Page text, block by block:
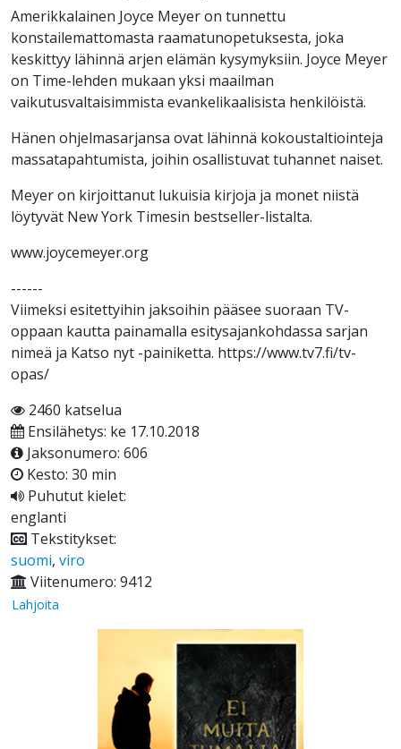
Amerikkalainen Joyce Meyer on tunnettu
konstailemattomasta raamatunopetuksesta, joka
keskittyy lähinnä arjen elämän kysymyksiin. Joyce Meyer
on Time-lehden mukaan yksi maailman
vaikutusvaltaisimmista evankelikaalisista henkilöistä.
Hänen ohjelmasarjansa ovat lähinnä kokoustaltiointeja
massatapahtumista, joihin osallistuvat tuhannet naiset.
Meyer on kirjoittanut lukuisia kirjoja ja monet niistä
löytyvät New York Timesin bestseller-listalta.
www.joycemeyer.org
------
Viimeksi esitettyihin jaksoihin pääsee suoraan TV-
oppaan kautta painamalla esitysajankohdassa sarjan
nimeä ja Katso nyt -painiketta. https://www.tv7.fi/tv-
opas/​
2460 katselua
Ensilähetys: ke 17.10.2018
Jaksonumero: 606
Kesto: 30 min
Puhutut kielet:
englanti
Tekstitykset:
suomi, viro
Viitenumero: 9412
Lahjoita